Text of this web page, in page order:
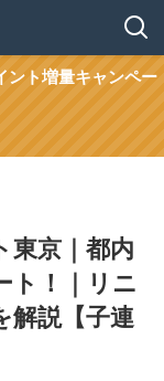
ント増量キャンペー
東京｜都内
ト！｜リニ
解説【子連